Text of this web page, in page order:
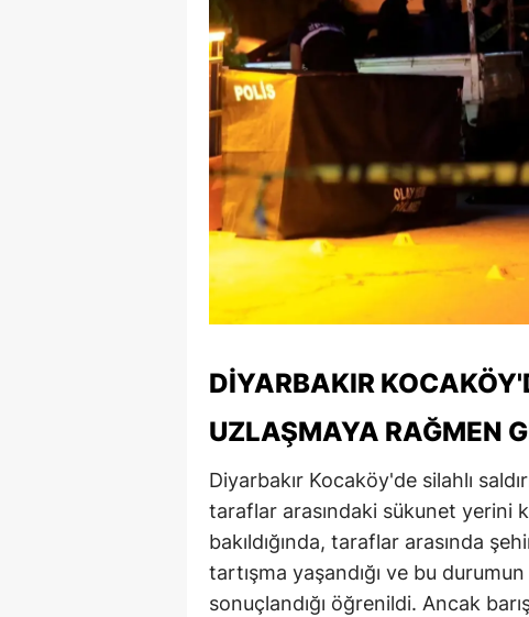
DİYARBAKIR
UZLAŞMAYA RAĞMEN
Diyarbakır Kocaköy'de silahlı
taraflar arasındaki sükunet yerini
bakıldığında, taraflar arasında
tartışma yaşandığı ve bu
sonuçlandığı öğrenildi. Ancak